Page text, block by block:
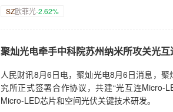
SZ欧菲光-2.62%
聚灿光电牵手中科院苏州纳米所攻关光
人民财讯8月6日电，聚灿光电8月6日消息，
究所正式签署合作协议，共建“光互连Micro-
Micro-LED芯片和空间光伏关键技术研发。